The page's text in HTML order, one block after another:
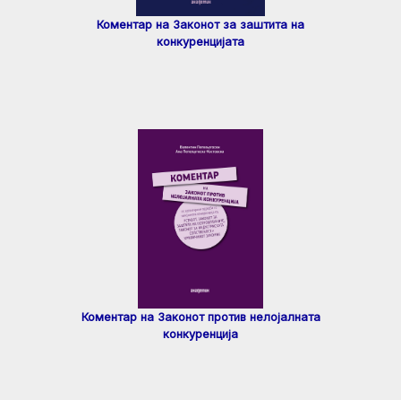
Коментар на Законот за заштита на
конкуренцијата
Коментар на Законот против нелојалната
конкуренција